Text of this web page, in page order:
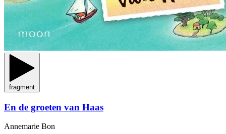
fragment
En de groeten van Haas
Annemarie Bon